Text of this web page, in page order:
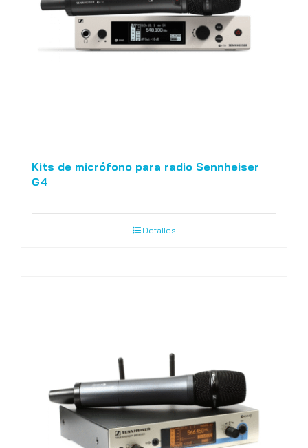
Kits de micrófono para radio Sennheiser
G4
Detalles